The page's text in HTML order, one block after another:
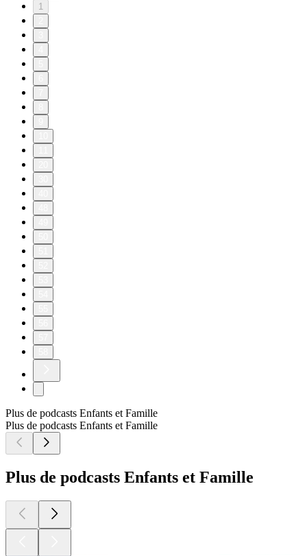
1
Plus de podcasts Enfants et Famille
Plus de podcasts Enfants et Famille
Plus de podcasts Enfants et Famille